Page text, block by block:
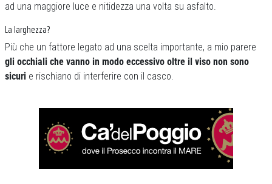
ad una maggiore luce e nitidezza una volta su asfalto.
La larghezza?
Più che un fattore legato ad una scelta importante, a mio parere
gli occhiali che vanno in modo eccessivo oltre il viso non sono
sicuri e rischiano di interferire con il casco.